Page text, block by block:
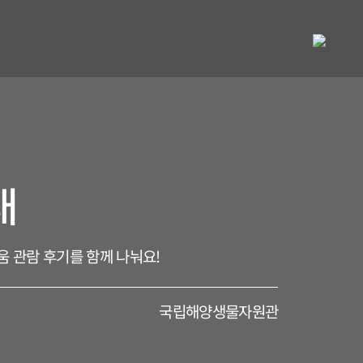
관람 후기를 함께 나눠요!
국립해양생물자원관